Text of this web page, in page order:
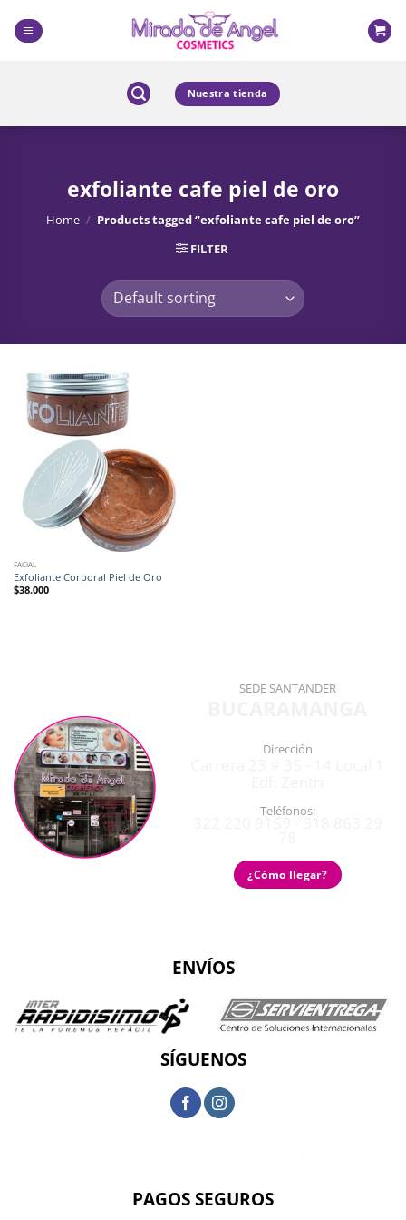
content
Nuestra tienda
exfoliante cafe piel de oro
Home / Products tagged “exfoliante cafe piel de oro”
FILTER
FACIAL
Exfoliante Corporal Piel de Oro
$38.000
SEDE SANTANDER
Dirección
Teléfonos:
¿Cómo llegar?
ENVÍOS
SÍGUENOS
PAGOS SEGUROS